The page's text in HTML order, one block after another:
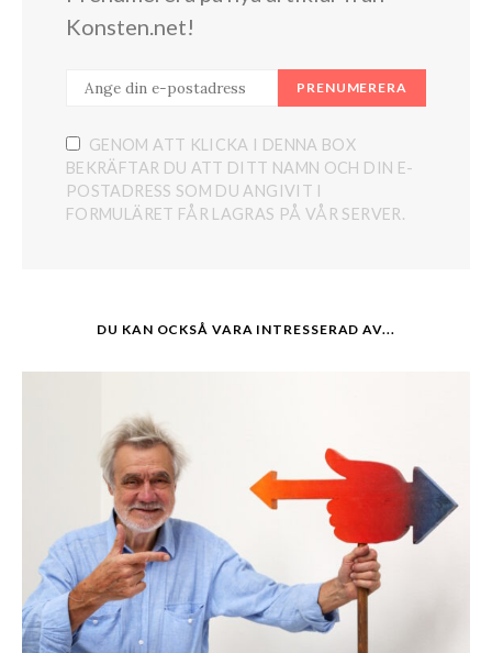
Konsten.net!
PRENUMERERA
GENOM ATT KLICKA I DENNA BOX
BEKRÄFTAR DU ATT DITT NAMN OCH DIN E-
POSTADRESS SOM DU ANGIVIT I
FORMULÄRET FÅR LAGRAS PÅ VÅR SERVER.
DU KAN OCKSÅ VARA INTRESSERAD AV...